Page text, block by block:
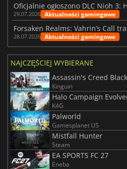
Oficjalnie ogłoszono DLC Nioh 3:
29.07.2026 Aktualności gamingowe
28.07.2026 Aktualności gamingowe
NAJCZĘŚCIEJ WYBIERANE
Assassin's Creed
Kinguin
Halo Campaign
K4G
Palworld
Gamesplanet US
Mistfall Hunter
Steam
EA SPORTS FC 27
Eneba